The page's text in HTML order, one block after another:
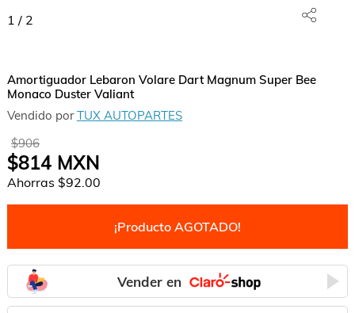
1 / 2
Amortiguador Lebaron Volare Dart Magnum Super Bee
Monaco Duster Valiant
Vendido porTUX AUTOPARTES
$906
$814MXN
Ahorras $92.00
¡Producto AGOTADO!
Vender en